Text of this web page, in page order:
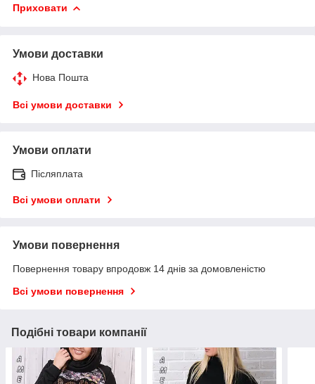
Приховати
Умови доставки
Нова Пошта
Всі умови доставки
Умови оплати
Післяплата
Всі умови оплати
Умови повернення
Повернення товару впродовж 14 днів за домовленістю
Всі умови повернення
Подібні товари компанії